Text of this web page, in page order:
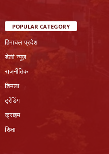
POPULAR CATEGORY
हिमाचल प्रदेश
डेली न्यूज़
राजनीतिक
शिमला
ट्रेंडिंग
क्राइम
शिक्षा